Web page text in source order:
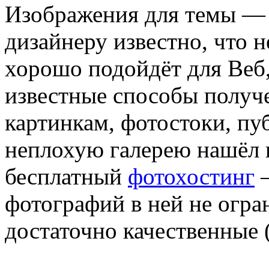
Изображения для темы —
дизайнеру известно, что
хорошо подойдёт для
известные способы
картинкам, фотостоки,
неплохую галерею нашёл
бесплатный фотохостинг
фотографий в ней не
достаточно